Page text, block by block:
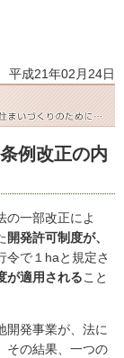
平成21年02月24日
例改正の内
の一部改正によ
開発許可制度が、
令で１haと規定さ
が適用されること
開発事業が、法に
その結果、一つの